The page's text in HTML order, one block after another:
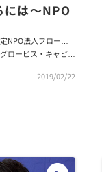
には～NPO
法人フローレ
ービス・キャピタ
2019/02/22